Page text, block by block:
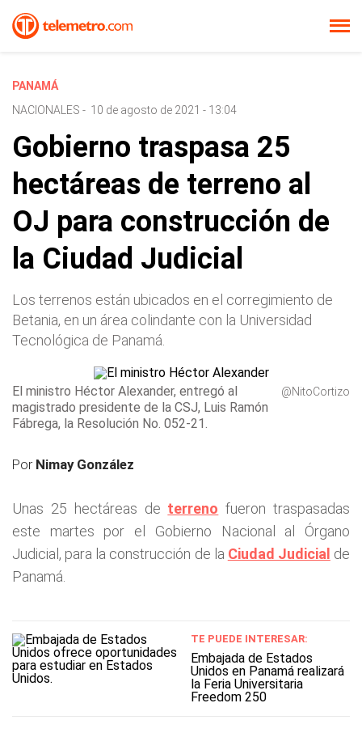
PANAMÁ
NACIONALES - 10 de agosto de 2021 - 13:04
Gobierno traspasa 25
hectáreas de terreno al
OJ para construcción de
la Ciudad Judicial
Los terrenos están ubicados en el corregimiento de
Betania, en un área colindante con la Universidad
Tecnológica de Panamá.
El ministro Héctor Alexander, entregó al
magistrado presidente de la CSJ, Luis Ramón
Fábrega, la Resolución No. 052-21.
@NitoCortizo
Por Nimay González
Unas 25 hectáreas de terreno fueron traspasadas
este martes por el Gobierno Nacional al Órgano
Judicial, para la construcción de la Ciudad Judicial de
Panamá.
TE PUEDE INTERESAR:
Embajada de Estados
Unidos en Panamá realizará
la Feria Universitaria
Freedom 250